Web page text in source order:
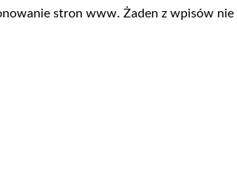
stron www. Żaden z wpisów